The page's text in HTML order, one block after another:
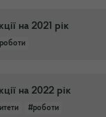
на 2021 рік
на 2022 рік
#роботи